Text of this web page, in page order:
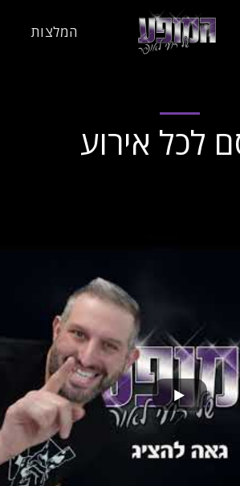
המלצות
לכל אירוע